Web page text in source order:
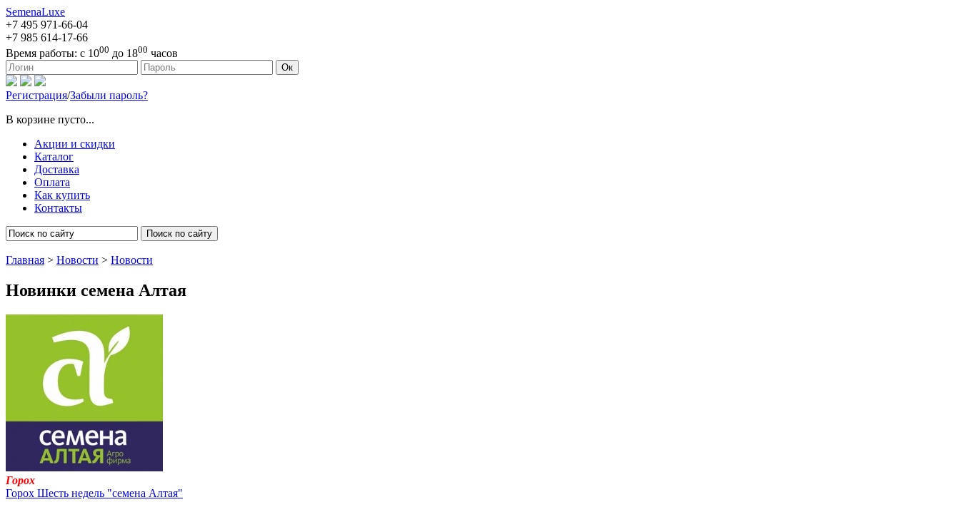
SemenaLuxe
+7 495 971-66-04
+7 985 614-17-66
Время работы: с 1000 до 1800 часов
127473, г. Москва, ул. Краснопролетарская, д. 16, стр. 1 Ок
Регистрация/Забыли пароль?
В корзине пусто...
Акции и скидки
Каталог
Доставка
Оплата
Как купить
Контакты
Поиск по сайту
Главная > Новости > Новости
Новинки семена Алтая
Горох
Горох Шесть недель "семена Алтая"